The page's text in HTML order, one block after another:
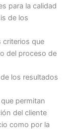
para la calidad
de los
criterios que
del proceso de
los resultados
permitan
del cliente
como por la